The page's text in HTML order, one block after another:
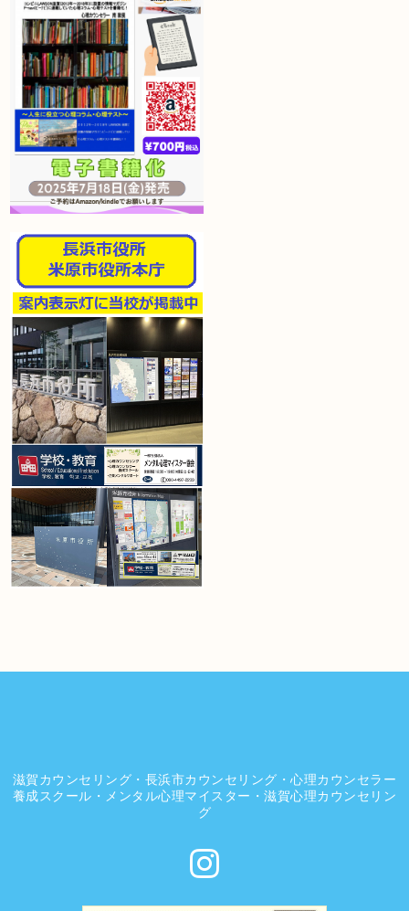
滋賀カウンセリング・長浜市カウンセリング・心理カウンセラー
養成スクール・メンタル心理マイスター・滋賀心理カウンセリン
グ